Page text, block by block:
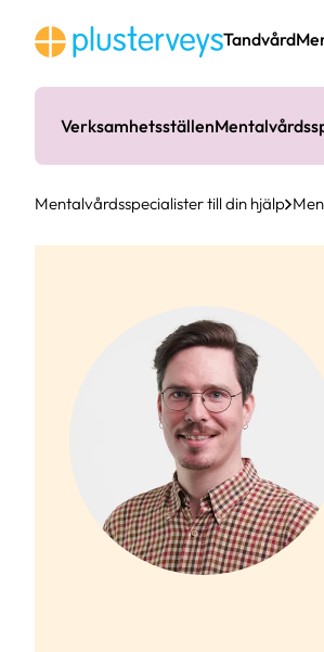
innehåll
Tandvård
Verksamhetsställen
Mentalvårdsspecialister till din hjälp